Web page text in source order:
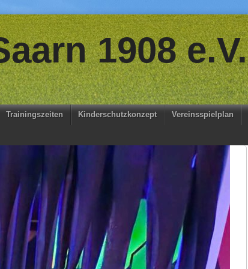
1908 e.V.
Trainingszeiten Kinderschutzkonzept Vereinsspielplan